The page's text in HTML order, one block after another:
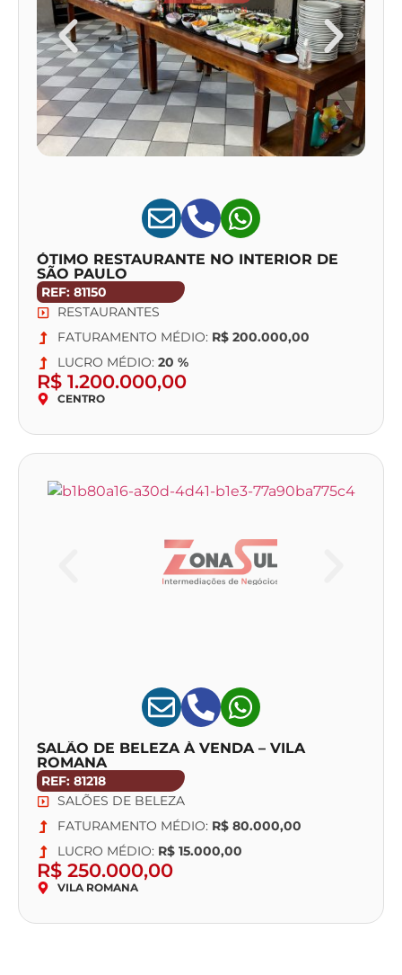
ÓTIMO RESTAURANTE NO INTERIOR DE
SÃO PAULO
REF: 81150
RESTAURANTES
FATURAMENTO MÉDIO: R$ 200.000,00
LUCRO MÉDIO: 20 %
R$ 1.200.000,00
CENTRO
SALÃO DE BELEZA À VENDA – VILA
ROMANA
REF: 81218
SALÕES DE BELEZA
FATURAMENTO MÉDIO: R$ 80.000,00
LUCRO MÉDIO: R$ 15.000,00
R$ 250.000,00
VILA ROMANA